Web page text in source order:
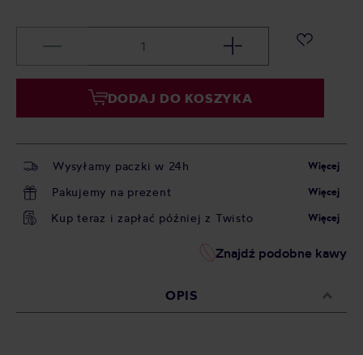
DODAJ DO KOSZYKA
Wysyłamy paczki w 24h Więcej
Pakujemy na prezent Więcej
Kup teraz i zapłać później z Twisto Więcej
Znajdź podobne kawy
OPIS